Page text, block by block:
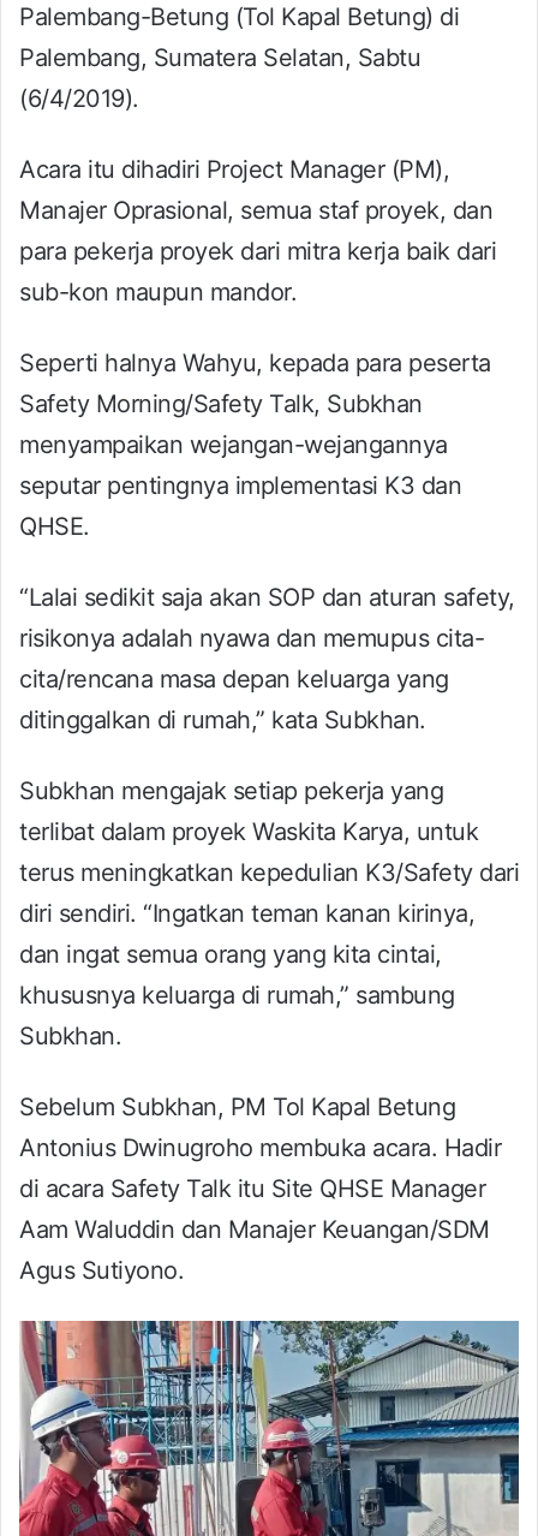
Palembang-Betung (Tol Kapal Betung) di
Palembang, Sumatera Selatan, Sabtu
(6/4/2019).
Acara itu dihadiri Project Manager (PM),
Manajer Oprasional, semua staf proyek, dan
para pekerja proyek dari mitra kerja baik dari
sub-kon maupun mandor.
Seperti halnya Wahyu, kepada para peserta
Safety Morning/Safety Talk, Subkhan
menyampaikan wejangan-wejangannya
seputar pentingnya implementasi K3 dan
QHSE.
“Lalai sedikit saja akan SOP dan aturan safety,
risikonya adalah nyawa dan memupus cita-
cita/rencana masa depan keluarga yang
ditinggalkan di rumah,” kata Subkhan.
Subkhan mengajak setiap pekerja yang
terlibat dalam proyek Waskita Karya, untuk
terus meningkatkan kepedulian K3/Safety dari
diri sendiri. “Ingatkan teman kanan kirinya,
dan ingat semua orang yang kita cintai,
khususnya keluarga di rumah,” sambung
Subkhan.
Sebelum Subkhan, PM Tol Kapal Betung
Antonius Dwinugroho membuka acara. Hadir
di acara Safety Talk itu Site QHSE Manager
Aam Waluddin dan Manajer Keuangan/SDM
Agus Sutiyono.